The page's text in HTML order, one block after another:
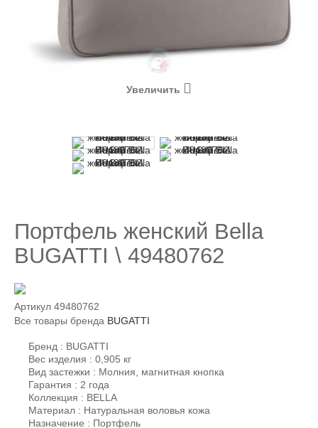
Увеличить
Портфель женский Bella
BUGATTI \ 49480762
Артикул 49480762
Все товары бренда BUGATTI
Бренд : BUGATTI
Вес изделия : 0,905 кг
Вид застежки : Молния, магнитная кнопка
Гарантия : 2 года
Коллекция : BELLA
Материал : Натуральная воловья кожа
Назначение : Портфель